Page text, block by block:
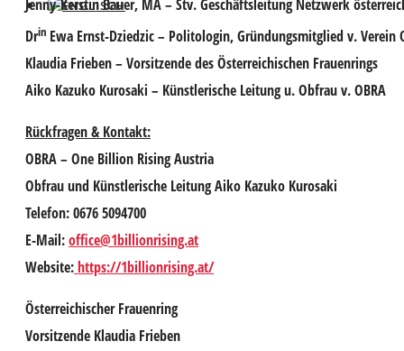
Jenny-Kerstin Bauer, MA – Stv. Geschäftsleitung Netzwerk
Drin Ewa Ernst-Dziedzic– Politologin, Gründungsmitglied v. Verein
Klaudia Frieben– Vorsitzende des Österreichischen Frauenrings
Aiko Kazuko Kurosaki – Künstlerische Leitung u. Obfrau v. OBRA
Rückfragen & Kontakt:
OBRA – One Billion Rising Austria
Obfrau und Künstlerische Leitung Aiko Kazuko Kurosaki
Telefon: 0676 5094700
E-Mail:office@1billionrising.at
Website:https://1billionrising.at/
Österreichischer Frauenring
Vorsitzende Klaudia Frieben